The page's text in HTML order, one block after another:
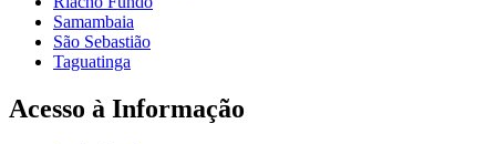
Samambaia
São Sebastião
Taguatinga
Acesso à Informação